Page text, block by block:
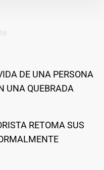
DE UNA PERSONA
UNA QUEBRADA
RETOMA SUS